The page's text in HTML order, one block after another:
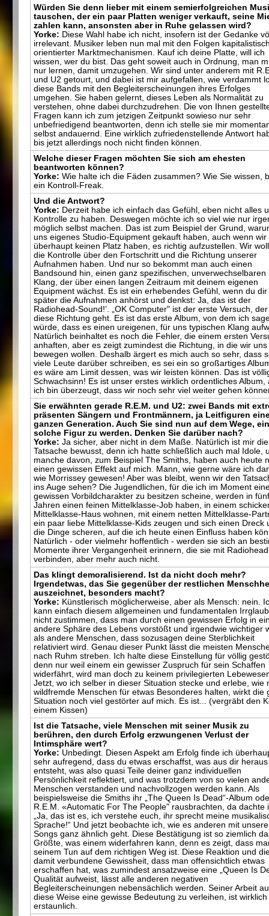
Würden Sie denn lieber mit einem semierfolgreichen
tauschen, der ein paar Platten weniger verkauft, seine
zahlen kann, ansonsten aber in Ruhe gelassen wird?
Yorke: Diese Wahl habe ich nicht, insofern ist der Gedanke
irrelevant. Musiker leben nun mal mit den Folgen
orientierter Marktmechanismen. Kauf ich deine Platte, will ich
wissen, wer du bist. Das geht soweit auch in Ordnung, man
nur lernen, damit umzugehen. Wir sind unter anderem mit
und U2 getourt, und dabei ist mir aufgefallen, wie verdammt
diese Bands mit den Begleiterscheinungen ihres Erfolges
umgehen. Sie haben gelernt, dieses Leben als Normalität zu
verstehen, ohne dabei durchzudrehen. Die von Ihnen
Fragen kann ich zum jetzigen Zeitpunkt sowieso nur sehr
unbefriedigend beantworten, denn ich stelle sie mir
selbst andauernd. Eine wirklich zufriedenstellende Antwort
bis jetzt allerdings noch nicht finden können.
Welche dieser Fragen möchten Sie sich am ehesten
beantworten können?
Yorke: Wie halte ich die Fäden zusammen? Wie Sie wissen,
ein Kontroll-Freak.
Und die Antwort?
Yorke: Derzeit habe ich einfach das Gefühl, eben nicht alles
Kontrolle zu haben. Deswegen möchte ich so viel wie nur
möglich selbst machen. Das ist zum Beispiel der Grund,
uns eigenes Studio-Equipment gekauft haben, auch wenn wir
überhaupt keinen Platz haben, es richtig aufzustellen. Wir
die Kontrolle über den Fortschritt und die Richtung unserer
Aufnahmen haben. Und nur so bekommt man auch einen
Bandsound hin, einen ganz spezifischen, unverwechselbaren
Klang, der über einen langen Zeitraum mit deinem eigenen
Equipment wächst. Es ist ein erhebendes Gefühl, wenn du dir
später die Aufnahmen anhörst und denkst: Ja, das ist der
Radiohead-Sound!’. „OK Computer" ist der erste Versuch,
diese Richtung geht. Es ist das erste Album, von dem ich
würde, dass es einen ureigenen, für uns typischen Klang
Natürlich beinhaltet es noch die Fehler, die einem ersten
anhaften, aber es zeigt zumindest die Richtung, in die wir uns
bewegen wollen. Deshalb ärgert es mich auch so sehr, dass
viele Leute darüber schreiben, es sei ein so großartiges
es wäre am Limit dessen, was wir leisten können. Das ist
Schwachsinn! Es ist unser erstes wirklich ordentliches Album,
ich bin überzeugt, dass wir noch sehr viel weiter gehen
Sie erwähnten gerade R.E.M. und U2: zwei Bands mit
präsenten Sängern und Frontmännern, ja Leitfiguren
ganzen Generation. Auch Sie sind nun auf dem Wege,
solche Figur zu werden. Denken Sie darüber nach?
Yorke: Ja sicher, aber nicht in dem Maße. Natürlich ist mir
Tatsache bewusst, denn ich hatte schließlich auch mal Idole,
manche davon, zum Beispiel The Smiths, haben auch heute
einen gewissen Effekt auf mich. Mann, wie gerne wäre ich
wie Morrissey gewesen! Aber was bleibt, wenn wir den
ins Auge sehen? Die Jugendlichen, für die ich im Moment
gewissen Vorbildcharakter zu besitzen scheine, werden in
Jahren einen feinen Mittelklasse-Job haben, in einem
Mittelklasse-Haus wohnen, mit einem netten Mittelklasse-
ein paar liebe Mittelklasse-Kids zeugen und sich einen Dreck
die Dinge scheren, auf die ich heute einen Einfluss haben
Natürlich - oder vielmehr hoffentlich - werden sie sich an
Momente ihrer Vergangenheit erinnern, die sie mit Radiohead
verbinden, aber mehr auch nicht.
Das klingt demoralisierend. Ist da nicht doch mehr?
Irgendetwas, das Sie gegenüber der restlichen
auszeichnet, besonders macht?
Yorke: Künstlerisch möglicherweise, aber als Mensch: nein.
kann einfach diesem allgemeinen und fundamentalen
nicht zustimmen, dass man durch einen gewissen Erfolg in
andere Sphäre des Lebens vorstößt und irgendwie wichtiger
als andere Menschen, dass sozusagen deine Sterblichkeit
relativiert wird. Genau dieser Punkt lässt die meisten
nach Ruhm streben. Ich halte diese Einstellung für völlig
denn nur weil einem ein gewisser Zuspruch für sein Schaffen
widerfährt, wird man doch zu keinem privilegierten
Jetzt, wo ich selber in dieser Situation stecke und erlebe, wie
wildfremde Menschen für etwas Besonderes halten, wirkt die
Situation noch viel gestörter auf mich. Es ist... (vergräbt den
einem Kissen)
Ist die Tatsache, viele Menschen mit seiner Musik zu
berühren, den durch Erfolg erzwungenen Verlust der
Intimsphäre wert?
Yorke: Unbedingt. Diesen Aspekt am Erfolg finde ich
sehr aufregend, dass du etwas erschaffst, was aus dir heraus
entsteht, was also quasi Teile deiner ganz individuellen
Persönlichkeit reflektiert, und was trotzdem von so vielen
Menschen verstanden und nachvollzogen werden kann. Als
beispielsweise die Smiths ihr „The Queen Is Dead“-Album
R.E.M. «Automatic For The People" rausbrachten, da dachte
„Ja, das ist es, ich verstehe euch, ihr sprecht meine
Sprache!“ Und jetzt beobachte ich, wie es anderen mit
Songs ganz ähnlich geht. Diese Bestätigung ist so ziemlich
Größte, was einem widerfahren kann, denn es zeigt, dass
seinem Tun auf dem richtigen Weg ist. Diese Reaktion und
damit verbundene Gewissheit, dass man offensichtlich etwas
erschaffen hat, was zumindest ansatzweise eine „Queen Is
Qualität aufweist, lässt alle anderen negativen
Begleiterscheinungen nebensächlich werden. Seiner Arbeit
diese Weise eine gewisse Bedeutung zu verleihen, ist wirklich
erstaunlich.